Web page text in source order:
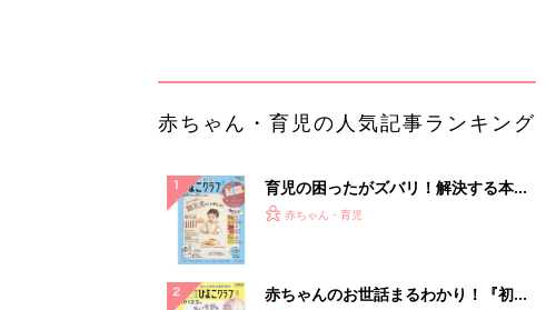
0％OFF以上が続々登場！Amazonの
本気が...
PR（Amazon）
ランキングをもっと見る